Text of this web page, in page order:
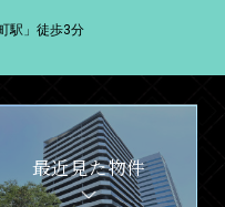
駅」徒歩3分
最近見た物件